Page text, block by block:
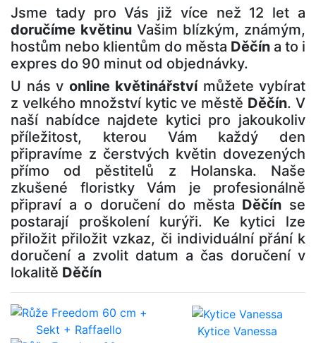
Jsme tady pro Vás již více než 12 let a
doručíme květinu Vašim blízkým, známým,
hostům nebo klientům do města Děčín a to i
expres do 90 minut od objednávky.
U nás v online květinářstvímůžete vybírat
z velkého množství kytic ve městě Děčín. V
naší nabídce najdete kytici pro jakoukoliv
příležitost, kterou Vám každý den
připravíme z čerstvých květin dovezených
přímo od pěstitelů z Holanska. Naše
zkušené floristky Vám je profesionálně
připraví a o doručení do města Děčín se
postarají proškolení kurýři. Ke kytici lze
přiložit přiložit vzkaz, či individuální přání k
doručení a zvolit datum a čas doručení v
lokalitě Děčín
Kytice Vanessa